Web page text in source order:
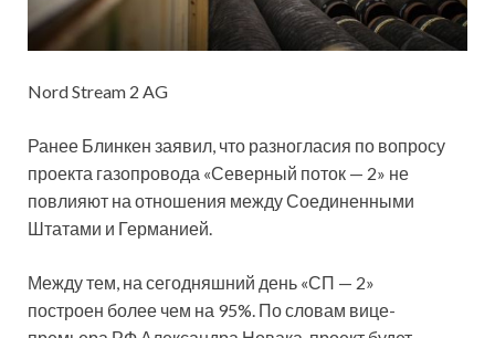
Nord Stream 2 AG
Ранее Блинкен заявил, что разногласия по вопросу
проекта газопровода «Северный поток — 2» не
повлияют на отношения между Соединенными
Штатами и Германией.
Между тем, на сегодняшний день «СП — 2»
построен более чем на 95%. По словам вице-